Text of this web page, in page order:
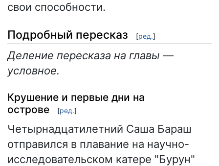
свои способности.
Подробный пересказ [ред.]
Деление пересказа на главы —
условное.
Крушение и первые дни на
острове
[ред.]
Четырнадцатилетний Саша Бараш
отправился в плавание на научно-
исследовательском катере "Бурун"